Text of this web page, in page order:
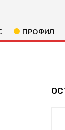
ПРОФИЛ